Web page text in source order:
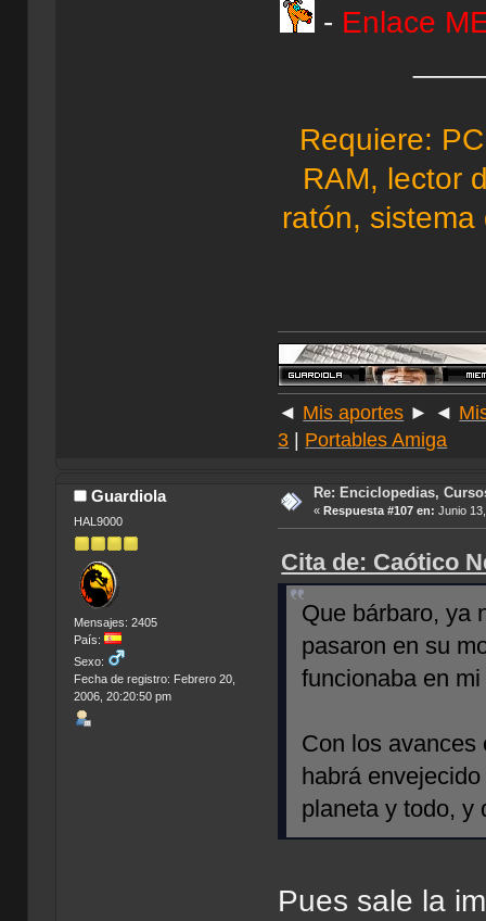
- Enlace
Requiere:
RAM, lector
ratón,
◄ Mis aportes ► ◄
3
Portables Amiga
Guardiola
HAL9000
Mensajes: 2405
País:
Sexo:
Fecha de registro: Febrero 20,
2006, 20:20:50 pm
Re: Enciclopedias,
« Respuesta #107 en: Junio
Cita de: Caótico
Que bárbaro, ya
pasaron en su
funcionaba en
Con los avances
habrá
planeta y todo, y
Pues sale la